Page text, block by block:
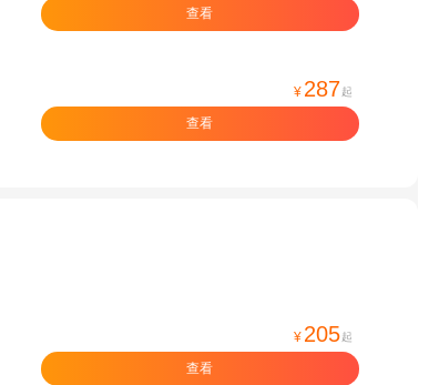
查看
¥ 287 起
查看
¥ 205 起
查看